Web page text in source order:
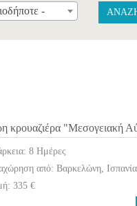
-
κρουαζιέρα "Μεσογειακή
8 Ημέρες
από: Βαρκελώνη, Ισπανία
335 €